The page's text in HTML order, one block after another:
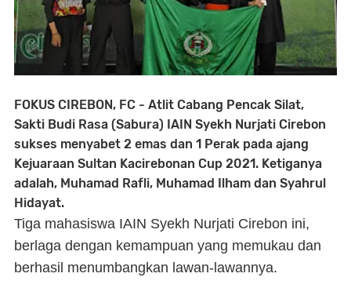
FOKUS CIREBON, FC - Atlit Cabang Pencak Silat,
Sakti Budi Rasa (Sabura) IAIN Syekh Nurjati Cirebon
sukses menyabet 2 emas dan 1 Perak pada ajang
Kejuaraan Sultan Kacirebonan Cup 2021. Ketiganya
adalah, Muhamad Rafli, Muhamad Ilham dan Syahrul
Hidayat.
Tiga mahasiswa IAIN Syekh Nurjati Cirebon ini,
berlaga dengan kemampuan yang memukau dan
berhasil menumbangkan lawan-lawannya.